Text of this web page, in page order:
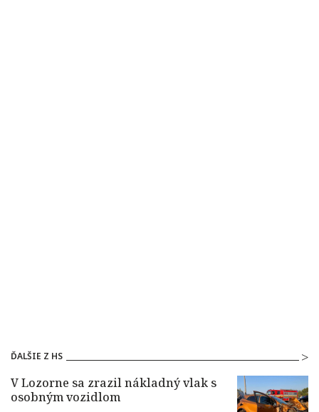
ĎALŠIE Z HS
V Lozorne sa zrazil nákladný vlak s
osobným vozidlom